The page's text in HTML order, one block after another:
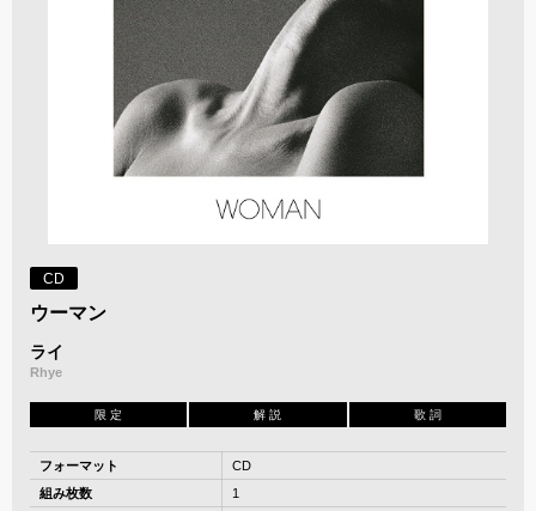
CD
ウーマン
ライ
Rhye
限 定 解 説 歌 詞
フォーマット
CD
組み枚数
1